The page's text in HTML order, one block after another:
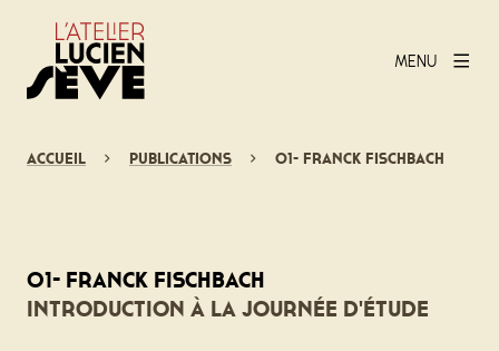
MENU
Accueil Publications 01- Franck Fischbach
01- Franck Fischbach
Introduction à la journée d'étude